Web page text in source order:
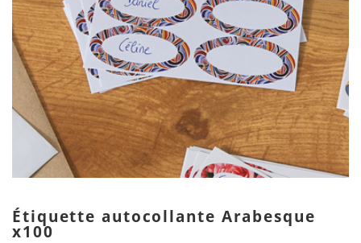
Étiquette autocollante Arabesque
x100